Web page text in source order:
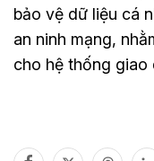
bảo vệ dữ liệu cá
an ninh mạng,
cho hệ thống giao